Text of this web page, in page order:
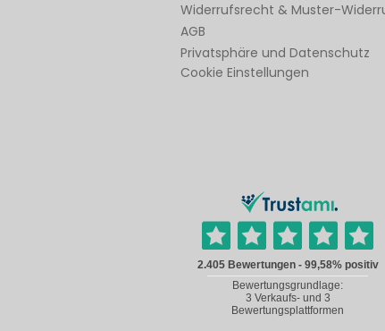
Widerrufsrecht & Muster-
AGB
Privatsphäre und Datenschutz
Cookie Einstellungen